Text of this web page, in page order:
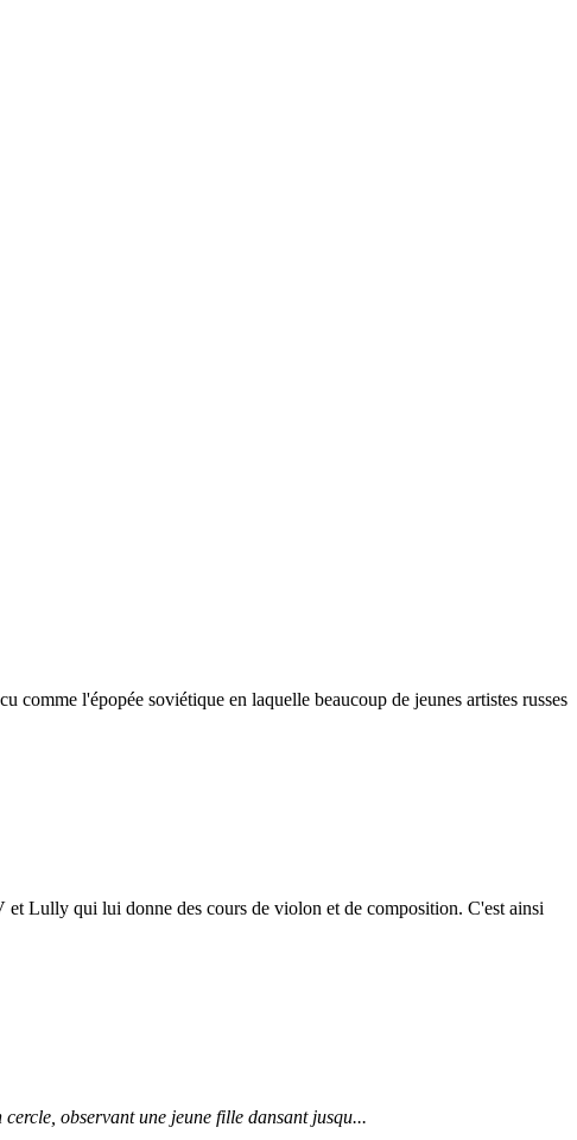
l'épopée soviétique en laquelle beaucoup de jeunes artistes russes
et Lully qui lui donne des cours de violon et de composition. C'est ainsi
cercle, observant une jeune fille dansant jusqu...